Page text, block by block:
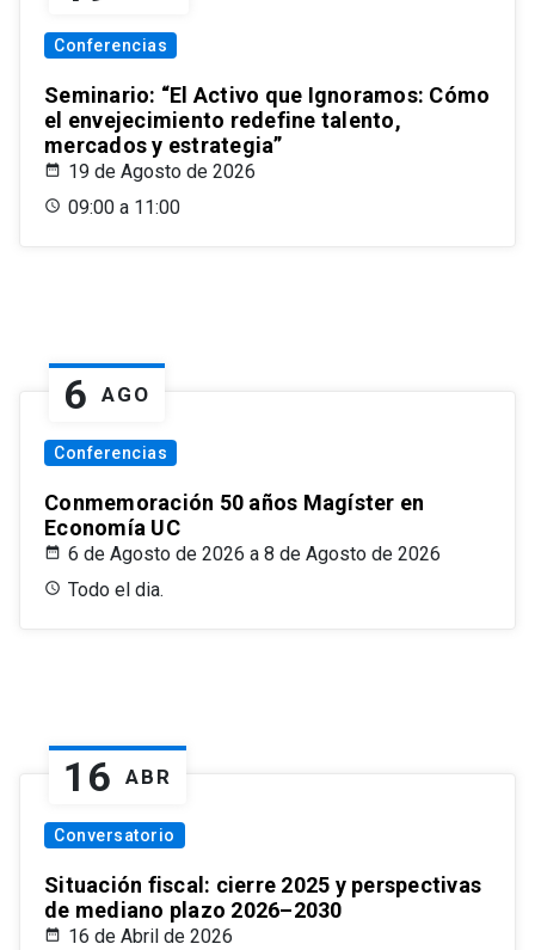
Conferencias
Seminario: “El Activo que Ignoramos: Cómo
el envejecimiento redefine talento,
mercados y estrategia”
19 de Agosto de 2026
09:00 a 11:00
6 AGO
Conferencias
Conmemoración 50 años Magíster en
Economía UC
6 de Agosto de 2026 a 8 de Agosto de 2026
Todo el dia.
16 ABR
Conversatorio
Situación fiscal: cierre 2025 y perspectivas
de mediano plazo 2026–2030
16 de Abril de 2026